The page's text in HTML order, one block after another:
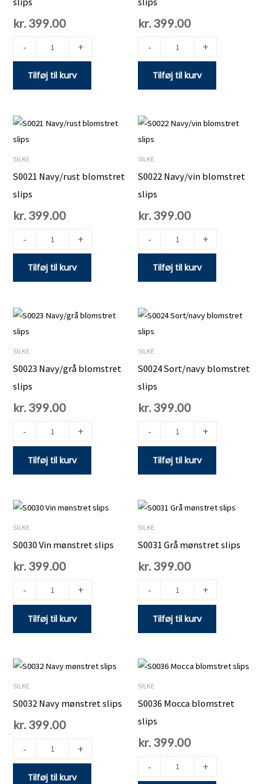
kr. 399.00
- +
Tilføj til kurv
kr. 399.00
- +
Tilføj til kurv
SILKE
S0021 Navy/rust blomstret
slips
kr. 399.00
-
S0021
Navy/rust
blomstret
+
Tilføj til kurv
SILKE
S0022 Navy/vin blomstret
slips
kr. 399.00
-
S0022
Navy/vin
blomstret
+
Tilføj til kurv
SILKE
S0023 Navy/grå blomstret
slips
kr. 399.00
-
S0023
Navy/grå
blomstret
+
Tilføj til kurv
SILKE
S0024 Sort/navy blomstret
slips
kr. 399.00
-
S0024
Sort/navy
blomstret
+
Tilføj til kurv
SILKE
S0030 Vin mønstret slips
kr. 399.00
-
S0030
Vin
antal
+
Tilføj til kurv
SILKE
S0031 Grå mønstret slips
kr. 399.00
-
S0031
Grå
antal
+
Tilføj til kurv
SILKE
S0032 Navy mønstret slips
kr. 399.00
-
S0032
Navy
antal
+
Tilføj til kurv
SILKE
S0036 Mocca blomstret
slips
kr. 399.00
-
S0036
Mocca
antal
+